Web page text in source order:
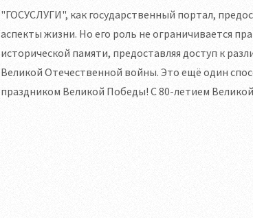
"ГОСУСЛУГИ", как государственный портал,
аспекты жизни. Но его роль не ограничивается
исторической памяти, предоставляя доступ к
Великой Отечественной войны. Это ещё один
праздником Великой Победы! С 80-летием